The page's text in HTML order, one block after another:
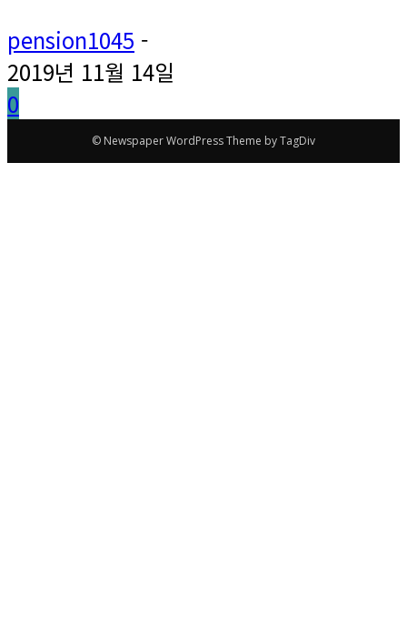
pension1045 -
2019년 11월 14일
0
© Newspaper WordPress Theme by TagDiv